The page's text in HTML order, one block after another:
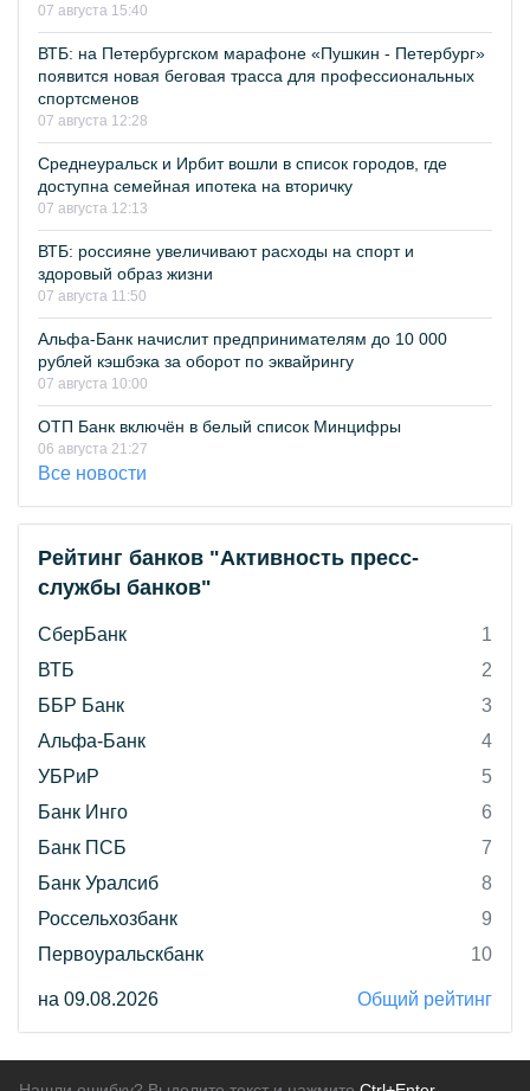
07 августа 15:40
ВТБ: на Петербургском марафоне «Пушкин - Петербург»
появится новая беговая трасса для профессиональных
спортсменов
07 августа 12:28
Среднеуральск и Ирбит вошли в список городов, где
доступна семейная ипотека на вторичку
07 августа 12:13
ВТБ: россияне увеличивают расходы на спорт и
здоровый образ жизни
07 августа 11:50
Альфа-Банк начислит предпринимателям до 10 000
рублей кэшбэка за оборот по эквайрингу
07 августа 10:00
ОТП Банк включён в белый список Минцифры
06 августа 21:27
Все новости
Рейтинг банков "Активность пресс-
службы банков"
СберБанк
1
ВТБ
2
ББР Банк
3
Альфа-Банк
4
УБРиР
5
Банк Инго
6
Банк ПСБ
7
Банк Уралсиб
8
Россельхозбанк
9
Первоуральскбанк
10
на 09.08.2026 Общий рейтинг